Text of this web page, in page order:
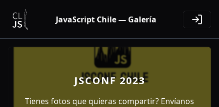
JavaScript Chile — Galería
JSCONF 2023
Tienes fotos que quieras compartir? Envíanos